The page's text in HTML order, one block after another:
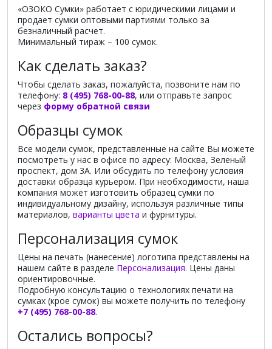
«ОЗОКО Сумки» работает с юридическими лицами и
продает сумки оптовыми партиями только за
безналичный расчет.
Минимальный тираж – 100 сумок.
Как сделать заказ?
Чтобы сделать заказ, пожалуйста, позвоните нам по
телефону: 8 (495) 768-00-88, или отправьте запрос
через форму обратной связи
Образцы сумок
Все модели сумок, представленные на сайте Вы можете
посмотреть у нас в офисе по адресу: Москва, Зеленый
проспект, дом 3А. Или обсудить по телефону условия
доставки образца курьером. При необходимости, наша
компания может изготовить образец сумки по
индивидуальному дизайну, используя различные типы
материалов, варианты цвета и фурнитуры.
Персонализация сумок
Цены на печать (нанесение) логотипа представлены на
нашем сайте в разделе Персонализация. Цены даны
ориентировочные.
Подробную консультацию о технологиях печати на
сумках (крое сумок) вы можете получить по телефону
+7 (495) 768-00-88.
Остались вопросы?